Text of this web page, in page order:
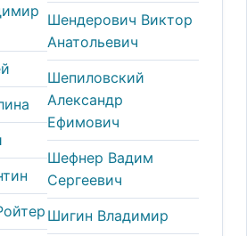
Шендерович Виктор
Анатольевич
Шепиловский
Александр
Ефимович
Шефнер Вадим
Сергеевич
Шигин Владимир